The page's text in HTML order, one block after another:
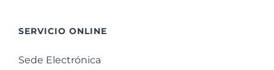
SERVICIO ONLINE
Sede Electrónica